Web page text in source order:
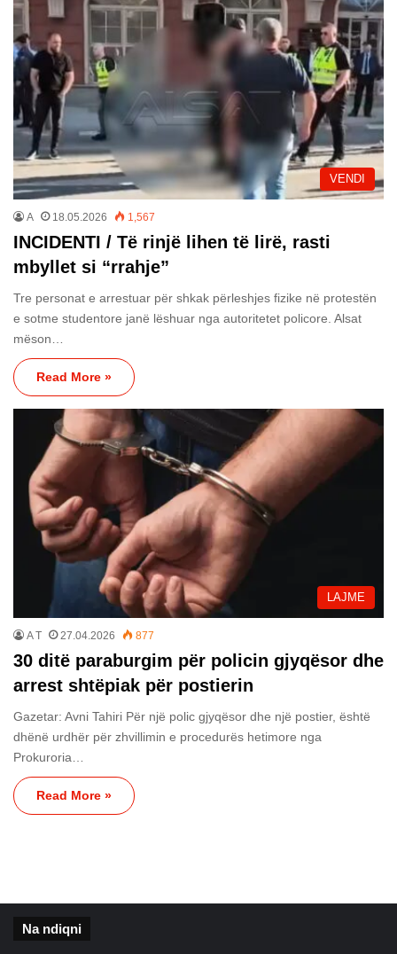
VENDI
A 18.05.2026 1,567
INCIDENTI / Të rinjë lihen të lirë, rasti
mbyllet si “rrahje”
Tre personat e arrestuar për shkak përleshjes fizike në protestën
e sotme studentore janë lëshuar nga autoritetet policore. Alsat
mëson…
Read More »
LAJME
A T 27.04.2026 877
30 ditë paraburgim për policin gjyqësor dhe
arrest shtëpiak për postierin
Gazetar: Avni Tahiri Për një polic gjyqësor dhe një postier, është
dhënë urdhër për zhvillimin e procedurës hetimore nga
Prokuroria…
Read More »
Na ndiqni